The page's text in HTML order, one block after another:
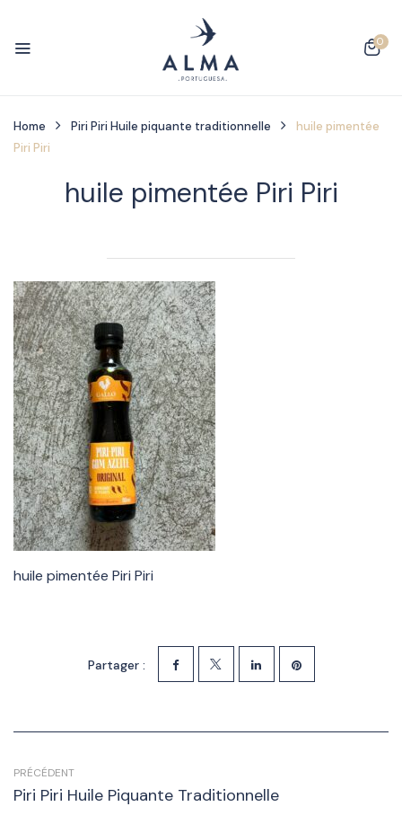
0
Home Piri Piri Huile piquante traditionnelle
huile pimentée
Piri Piri
huile pimentée Piri Piri
huile pimentée Piri Piri
Partager :
PRÉCÉDENT
Piri Piri Huile Piquante Traditionnelle